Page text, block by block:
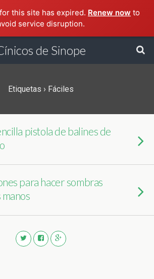
this site has expired. Renew now to
service disruption.
de Sinope
Etiquetas › Fáciles
pistola de balines de
para hacer sombras
manos